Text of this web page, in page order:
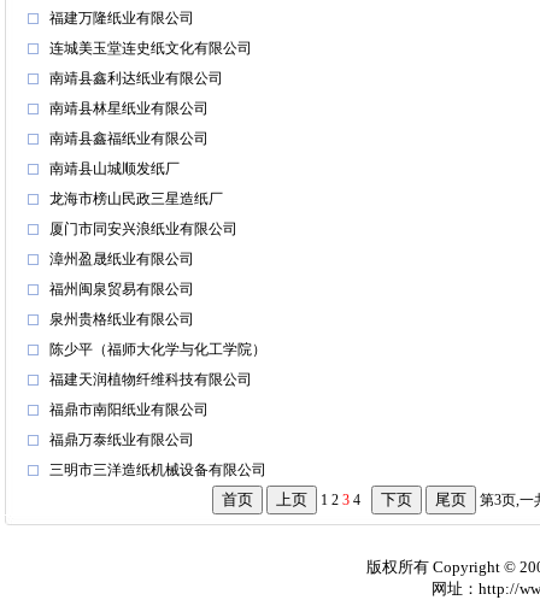
福建万隆纸业有限公司
连城美玉堂连史纸文化有限公司
南靖县鑫利达纸业有限公司
南靖县林星纸业有限公司
南靖县鑫福纸业有限公司
南靖县山城顺发纸厂
龙海市榜山民政三星造纸厂
厦门市同安兴浪纸业有限公司
漳州盈晟纸业有限公司
福州闽泉贸易有限公司
泉州贵格纸业有限公司
陈少平（福师大化学与化工学院）
福建天润植物纤维科技有限公司
福鼎市南阳纸业有限公司
福鼎万泰纸业有限公司
三明市三洋造纸机械设备有限公司
1 2 3 4 第3页,一
版权所有 Copyright ©
网址：http://